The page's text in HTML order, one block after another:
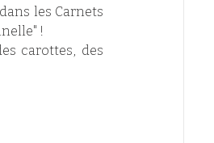
les Carnets
!
carottes, des